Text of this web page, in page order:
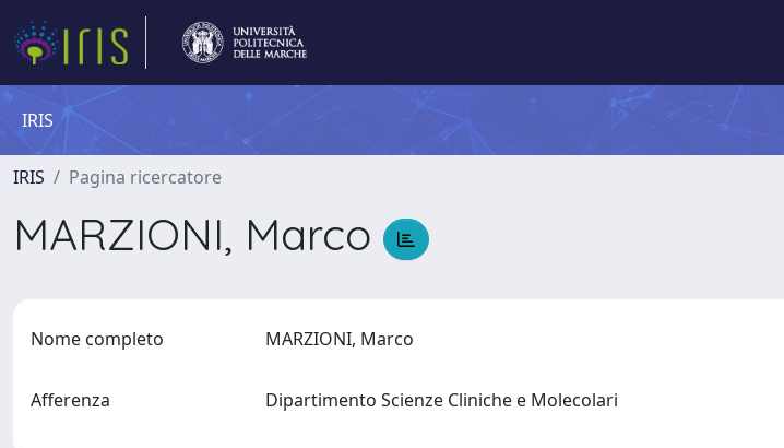
IRIS
IRIS Pagina ricercatore
MARZIONI, Marco
Nome completo MARZIONI, Marco
Afferenza Dipartimento Scienze Cliniche e Molecolari